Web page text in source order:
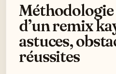
d’un remix
astuces,
réussites